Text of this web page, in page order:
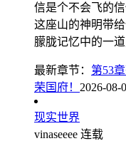
信是个不会飞的
这座山的神明带
朦胧记忆中的一
最新章节： 第53
荣国府！ 2026-08-
现实世界
vinaseeee 连载